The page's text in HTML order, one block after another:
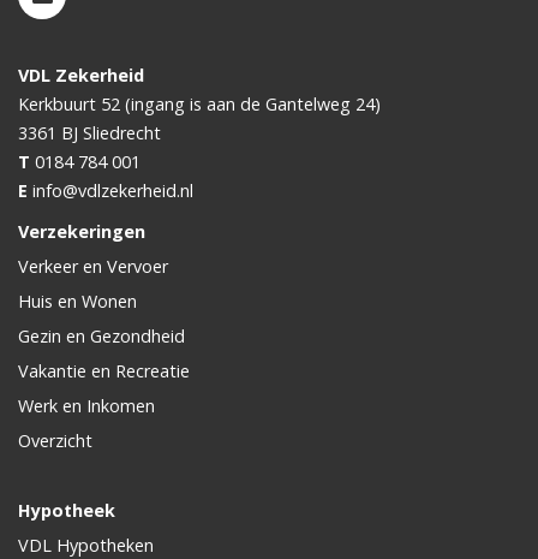
VDL Zekerheid
Kerkbuurt 52 (ingang is aan de Gantelweg 24)
3361 BJ Sliedrecht
T 0184 784 001
E info@vdlzekerheid.nl
Verzekeringen
Verkeer en Vervoer
Huis en Wonen
Gezin en Gezondheid
Vakantie en Recreatie
Werk en Inkomen
Overzicht
Hypotheek
VDL Hypotheken